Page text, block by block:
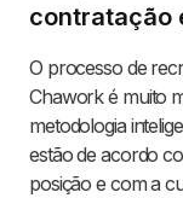
contratação
O processo de
Chawork é muito
metodologia
estão de acordo
posição e com a